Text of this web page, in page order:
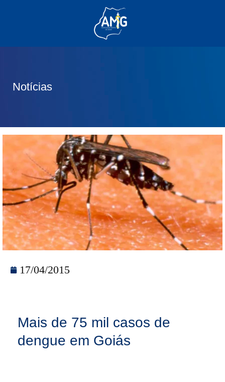
Notícias
17/04/2015
Mais de 75 mil casos de
dengue em Goiás